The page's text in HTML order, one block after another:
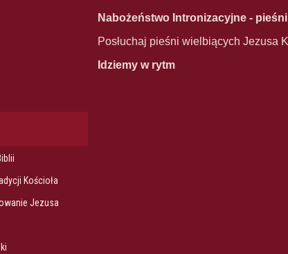
Kościoła
Jezusa
Nabożeństwo Intronizacyjne - pieśni
Posłuchaj pieśni wielbiących Jezusa
Idziemy w rytm